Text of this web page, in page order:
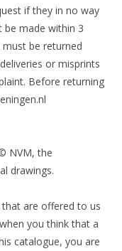
if they in no way
be made within 3
be returned
or misprints
Before returning
NVM, the
drawings.
are offered to us
you think that a
catalogue, you are